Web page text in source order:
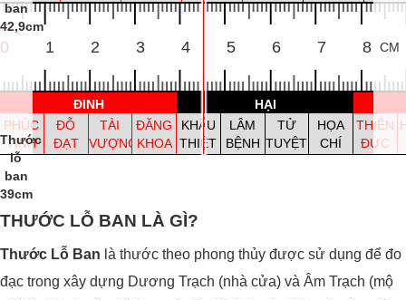
CM
ban
42,9cm
Thước
lỗ
ban
39cm
TÀI
TÀI ĐỨC
PHÚC
BỆNH
TÀI
0 1 2 3 4 5 6 7 8
ĐINH
PHÚC
TINH
ĐỖ
ĐẠT
TÀI
VƯỢNG
ĐĂNG
KHOA
HẠI
KHẨU
THIỆT
LÂM
BỆNH
TỬ
TUYỆT
HỌA
CHÍ
THIÊN
ĐỨC
PHÚC
VƯỢNG
THƯỚC LỖ BAN LÀ GÌ?
Thước Lỗ Ban là thước theo phong thủy được sử dụng để đo
đạc trong xây dựng Dương Trạch (nhà cửa) và Âm Trạch (mộ